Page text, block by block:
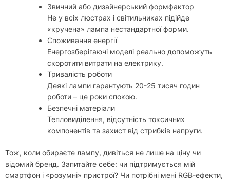
Звичний або дизайнерський формфактор
Не у всіх люстрах і світильниках підійде
«кручена» лампа нестандартної форми.
Споживання енергії
Енергозберігаючі моделі реально допоможуть
скоротити витрати на електрику.
Тривалість роботи
Деякі лампи гарантують 20-25 тисяч годин
роботи – це роки спокою.
Безпечні матеріали
Тепловиділення, відсутність токсичних
компонентів та захист від стрибків напруги.
Тож, коли обираєте лампу, дивіться не лише на ціну чи
відомий бренд. Запитайте себе: чи підтримується мій
смартфон і «розумні» пристрої? Чи потрібні мені RGB-ефекти,